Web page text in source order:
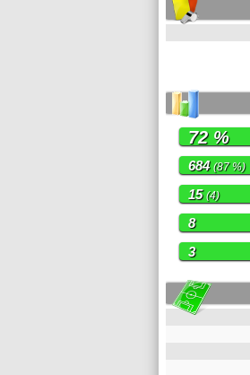
72 %
684 (87 %)
15(4)
8
3